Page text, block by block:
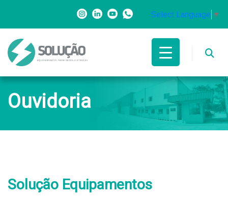
Select Language ▼
Ouvidoria
Solução Equipamentos